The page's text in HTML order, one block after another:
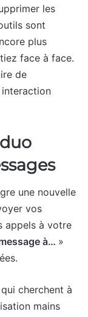
les
sont
plus
face à face.
de
interaction
une nouvelle
vos
appels à votre
à… »
cherchent à
mains